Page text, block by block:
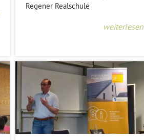
Regener Realschule
weiterlesen